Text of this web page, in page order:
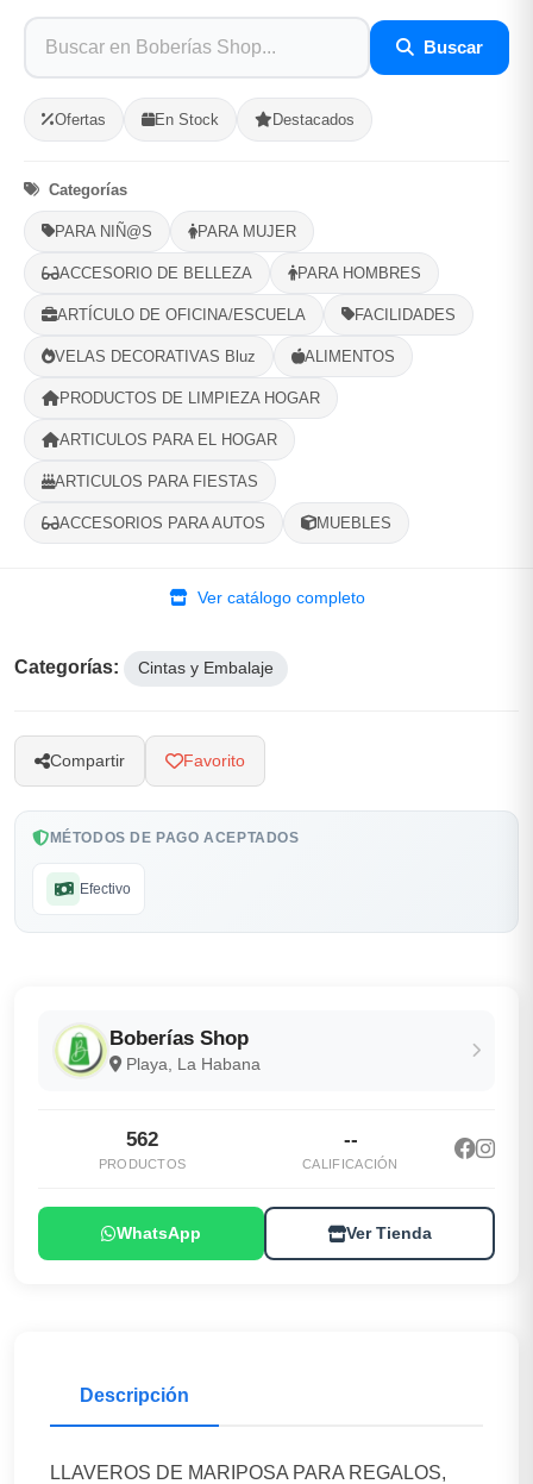
Buscar
Ofertas En Stock Destacados
Categorías
PARA NIÑ@S PARA MUJER
ACCESORIO DE BELLEZA PARA HOMBRES
ARTÍCULO DE OFICINA/ESCUELA FACILIDADES
VELAS DECORATIVAS Bluz ALIMENTOS
PRODUCTOS DE LIMPIEZA HOGAR
ARTICULOS PARA EL HOGAR
ARTICULOS PARA FIESTAS
ACCESORIOS PARA AUTOS MUEBLES
Ver catálogo completo
Listo para Entregar
LLAVEROS DE MARIPOSA PARA REGALOS, CON
BOLSITA Y TARJETA DE FELICITACION.
Opciones de Envio
1 Ubicacion Ruta 3
Selecciona tu ubicacion
PROVINCIA
MUNICIPIO
+ Comprar!
Categorías: Cintas y Embalaje
Compartir Favorito
MÉTODOS DE PAGO ACEPTADOS
Efectivo
Boberías Shop
Playa, La Habana
562
PRODUCTOS
--
CALIFICACIÓN
WhatsApp Ver Tienda
Descripción
LLAVEROS DE MARIPOSA PARA REGALOS,